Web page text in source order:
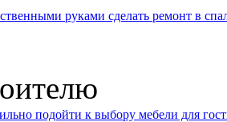
руками сделать ремонт в
подойти к выбору мебели для